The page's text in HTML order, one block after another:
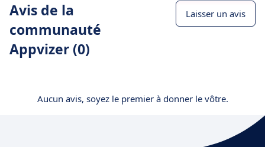
Avis de la
communauté
Appvizer (0)
Laisser un avis
Aucun avis, soyez le premier à donner le vôtre.